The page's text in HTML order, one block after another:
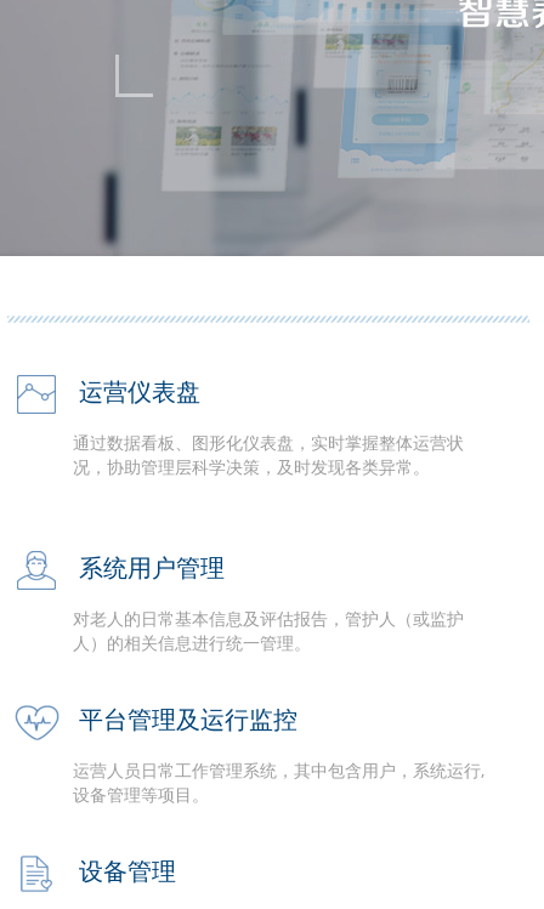
运营仪表盘
通过数据看板、图形化仪表盘，实时掌握整体运营状
况，协助管理层科学决策，及时发现各类异常。
系统用户管理
对老人的日常基本信息及评估报告，管护人（或监护
人）的相关信息进行统一管理。
平台管理及运行监控
运营人员日常工作管理系统，其中包含用户，系统运行,
设备管理等项目。
设备管理